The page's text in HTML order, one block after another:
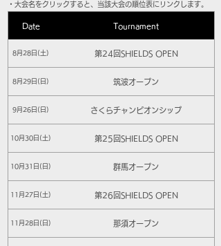
​・大会名をクリックすると、当該大会の順位表にリンクします。
Date Tournament
8月28日(土) 第24回SHIELDS OPEN
8月29日(日) 筑波オープン
9月26日(日) さくらチャンピオンシップ
10月30日(土) 第25回SHIELDS OPEN
10月31日(日) 群馬オープン
11月27日(土) 第26回SHIELDS OPEN
11月28日(日) 那須オープン